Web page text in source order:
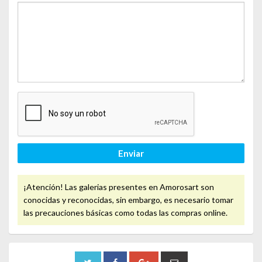
Enviar
¡Atención! Las galerias presentes en Amorosart son
conocidas y reconocidas, sin embargo, es necesario tomar
las precauciones básicas como todas las compras online.